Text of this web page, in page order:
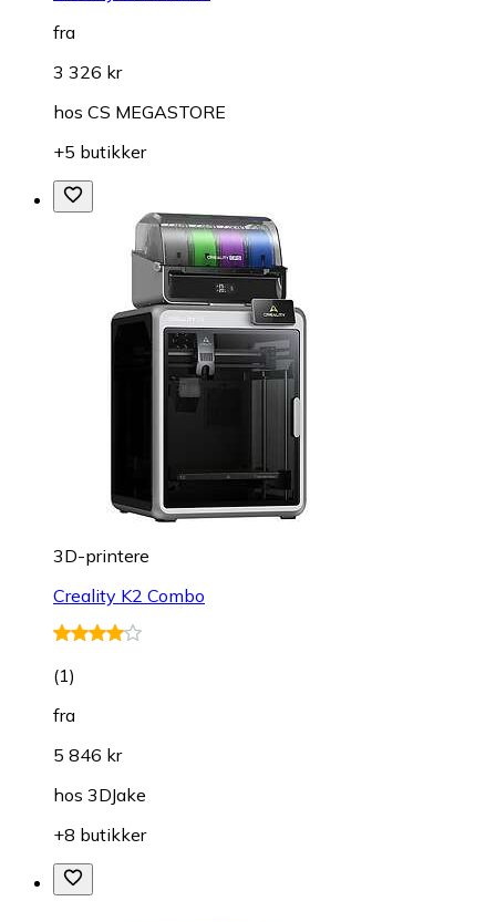
fra
3 326 kr
hos CS MEGASTORE
+5 butikker
3D-printere
Creality K2 Combo
(1)
fra
5 846 kr
hos 3DJake
+8 butikker